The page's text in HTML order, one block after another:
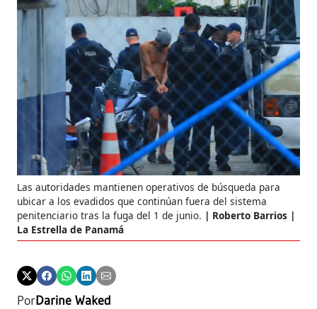
Las autoridades mantienen operativos de búsqueda para
ubicar a los evadidos que continúan fuera del sistema
penitenciario tras la fuga del 1 de junio.
Roberto Barrios |
La Estrella de Panamá
PorDarine Waked